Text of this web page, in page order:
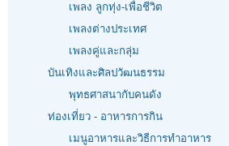
เพลง ลูกทุ่ง-เพื่อชีวิต
เพลงต่างประเทศ
เพลงคู่และกลุ่ม
บันเทิงและศิลปวัฒนธรรม
พุทธศาสนากับคนดัง
ท่องเที่ยว - อาหารการกิน
เมนูอาหารและวิธีการทำอาหาร